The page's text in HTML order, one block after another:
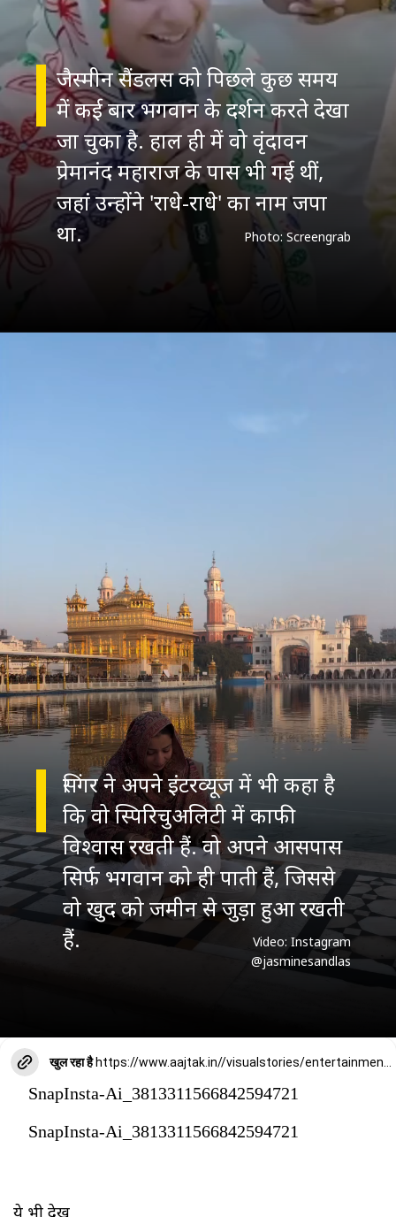
जैस्मीन सैंडलस को पिछले कुछ समय
में कई बार भगवान के दर्शन करते देखा
जा चुका है. हाल ही में वो वृंदावन
प्रेमानंद महाराज के पास भी गई थीं,
जहां उन्होंने 'राधे-राधे' का नाम जपा
था.
Photo: Screengrab
सिंगर ने अपने इंटरव्यूज में भी कहा है
कि वो स्पिरिचुअलिटी में काफी
विश्वास रखती हैं. वो अपने आसपास
सिर्फ भगवान को ही पाती हैं, जिससे
वो खुद को जमीन से जुड़ा हुआ रखती
हैं.
Video: Instagram
@jasminesandlas
खुल रहा है https://www.aajtak.in//visualstories/entertainment/youtuber-armaan-malik-holds-first-wife-payal-babybump-maternity-photoshoot-sautan-kritika-viral-tmovf-276379-16-03-2026?utm_source=cta&utm_medium=referral&utm_campaign=vs_cta
SnapInsta-Ai_3813311566842594721
SnapInsta-Ai_3813311566842594721
ये भी देखें